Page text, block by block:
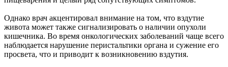
Однако врач акцентировал внимание на том, что вздутие
живота может также сигнализировать о наличии опухоли
кишечника. Во время онкологических заболеваний чаще всего
наблюдается нарушение перистальтики органа и сужение его
просвета, что и приводит к возникновению вздутия.